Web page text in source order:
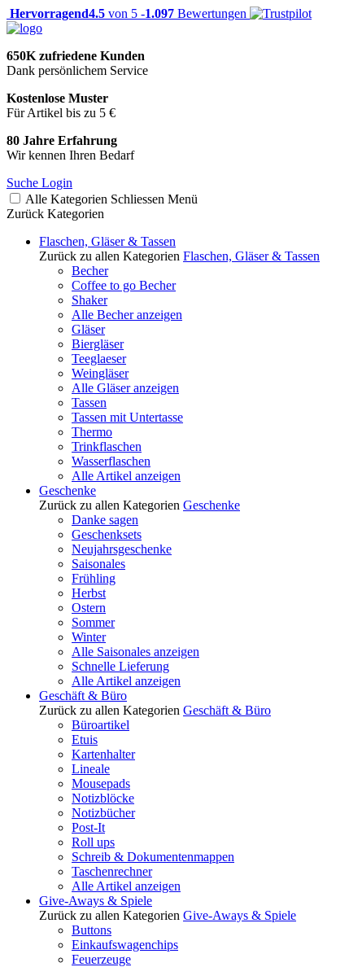
Hervorragend4.5 von 5 -1.097 Bewertungen
650K zufriedene Kunden
Dank persönlichem Service
Kostenlose Muster
Für Artikel bis zu 5 €
80 Jahre Erfahrung
Wir kennen Ihren Bedarf
Suche Login
Alle Kategorien Schliessen Menü
Zurück Kategorien
Flaschen, Gläser & Tassen
Zurück zu allen Kategorien Flaschen, Gläser & Tassen
Becher
Coffee to go Becher
Shaker
Alle Becher anzeigen
Gläser
Biergläser
Teeglaeser
Weingläser
Alle Gläser anzeigen
Tassen
Tassen mit Untertasse
Thermo
Trinkflaschen
Wasserflaschen
Alle Artikel anzeigen
Geschenke
Zurück zu allen Kategorien Geschenke
Danke sagen
Geschenksets
Neujahrsgeschenke
Saisonales
Frühling
Herbst
Ostern
Sommer
Winter
Alle Saisonales anzeigen
Schnelle Lieferung
Alle Artikel anzeigen
Geschäft & Büro
Zurück zu allen Kategorien Geschäft & Büro
Büroartikel
Etuis
Kartenhalter
Lineale
Mousepads
Notizblöcke
Notizbücher
Post-It
Roll ups
Schreib & Dokumentenmappen
Taschenrechner
Alle Artikel anzeigen
Give-Aways & Spiele
Zurück zu allen Kategorien Give-Aways & Spiele
Buttons
Einkaufswagenchips
Feuerzeuge